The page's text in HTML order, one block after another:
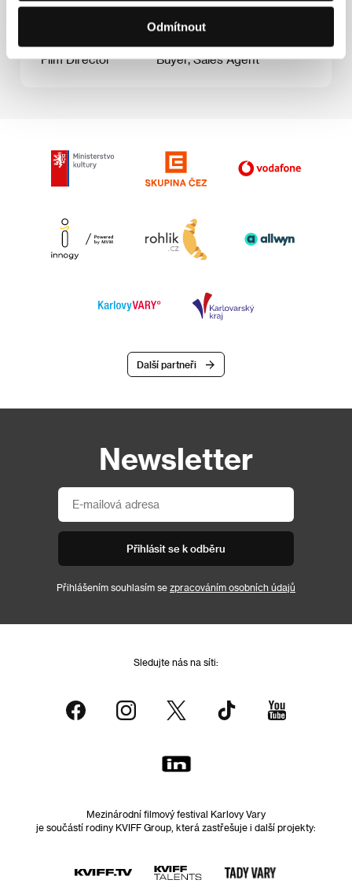
Odmítnout
Brice Cauvin
Film Director
Francois Yon
Buyer, Sales Agent
Další partneři
Newsletter
Přihlásit se k odběru
Přihlášením souhlasím se zpracováním osobních údajů
Sledujte nás na síti:
Mezinárodní filmový festival Karlovy Vary
je součástí rodiny KVIFF Group, která zastřešuje i další projekty: